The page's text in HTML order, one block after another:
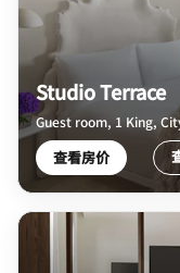
Studio Terrace
Guest room, 1 King,
查看房价